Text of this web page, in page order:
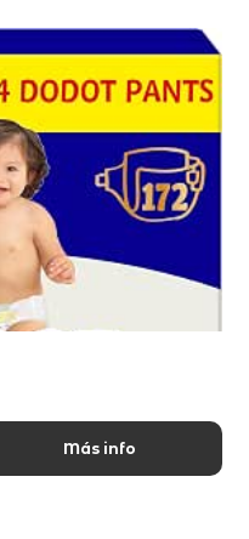
Más info